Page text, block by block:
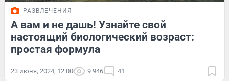
РАЗВЛЕЧЕНИЯ
А вам и не дашь! Узнайте свой
настоящий биологический возраст:
простая формула
23 июня, 2024, 12:00 9 946 41